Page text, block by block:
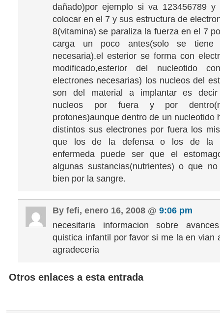
dañado)por ejemplo si va 123456789
colocar en el 7 y sus estructura de
8(vitamina) se paraliza la fuerza en el 7
carga un poco antes(solo se
necesaria).el esterior se forma con
modificado,esterior del nucleotido
electrones necesarias) los nucleos del
son del material a implantar es
nucleos por fuera y por
protones)aunque dentro de un nucleotido
distintos sus electrones por fuera los
que los de la defensa o los de la
enfermeda puede ser que el
algunas sustancias(nutrientes) o que
bien por la sangre.
By fefi, enero 16, 2008 @ 9:06 pm
necesitaria informacion sobre
quistica infantil por favor si me la en vian
agradeceria
Otros enlaces a esta entrada